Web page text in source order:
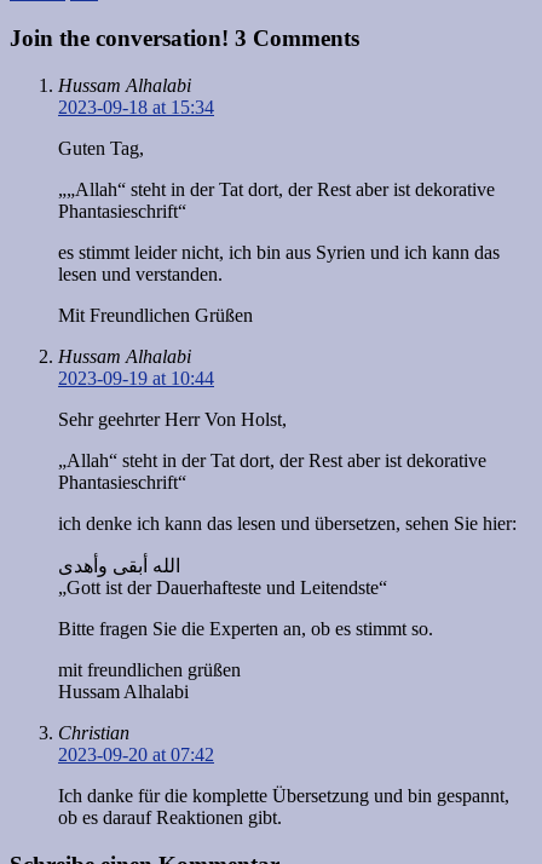
Join the conversation! 3 Comments
Hussam Alhalabi
2023-09-18 at 15:34
Guten Tag,
„„Allah“ steht in der Tat dort, der Rest aber ist dekorative
Phantasieschrift“
es stimmt leider nicht, ich bin aus Syrien und ich kann das
lesen und verstanden.
Mit Freundlichen Grüßen
Hussam Alhalabi
2023-09-19 at 10:44
Sehr geehrter Herr Von Holst,
„Allah“ steht in der Tat dort, der Rest aber ist dekorative
Phantasieschrift“
ich denke ich kann das lesen und übersetzen, sehen Sie hier:
الله أبقى وأهدى
„Gott ist der Dauerhafteste und Leitendste“
Bitte fragen Sie die Experten an, ob es stimmt so.
mit freundlichen grüßen
Hussam Alhalabi
Christian
2023-09-20 at 07:42
Ich danke für die komplette Übersetzung und bin gespannt,
ob es darauf Reaktionen gibt.